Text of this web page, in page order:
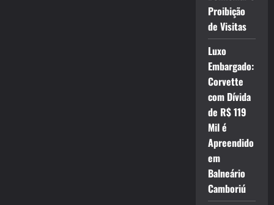
Proibição
de Visitas
Luxo
Embargado:
Corvette
com Dívida
de R$ 119
Mil é
Apreendido
em
Balneário
Camboriú